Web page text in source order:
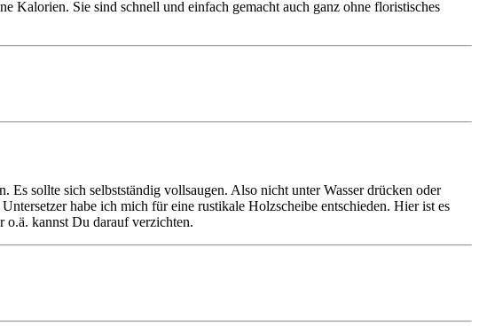
Kalorien. Sie sind schnell und einfach gemacht auch ganz ohne floristisches
Es sollte sich selbstständig vollsaugen. Also nicht unter Wasser drücken oder
habe ich mich für eine rustikale Holzscheibe entschieden. Hier ist es
o.ä. kannst Du darauf verzichten.